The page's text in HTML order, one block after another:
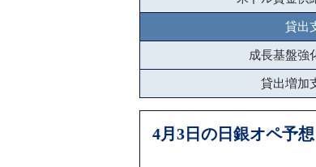
貸出
成長基盤強
貸出増加
4月3日の日銀オペ予想